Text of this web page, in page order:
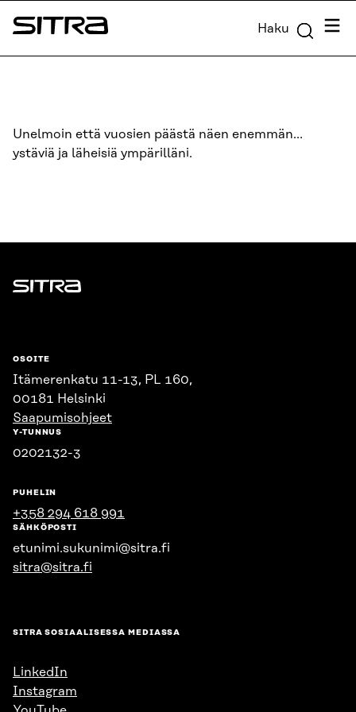
Siirry
suoraan
Sitra Haku
Unelmoin että vuosien päästä näen enemmän…
ystäviä ja läheisiä ympärilläni.
Sitra
OSOITE
Itämerenkatu 11-13, PL 160,
00181 Helsinki
Saapumisohjeet
Y-TUNNUS
0202132-3
PUHELIN
+358 294 618 991
SÄHKÖPOSTI
etunimi.sukunimi@sitra.fi
sitra@sitra.fi
SITRA SOSIAALISESSA MEDIASSA
LinkedIn
Instagram